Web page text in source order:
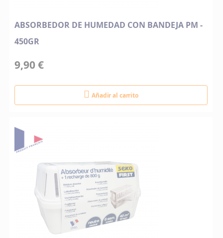
ABSORBEDOR DE HUMEDAD CON BANDEJA PM -
450GR
9,90 €
Añadir al carrito